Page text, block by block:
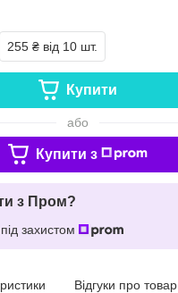
255 ₴ від 10 шт.
Купити
або
Купити з
з Пром?
захистом
Відгуки про товар